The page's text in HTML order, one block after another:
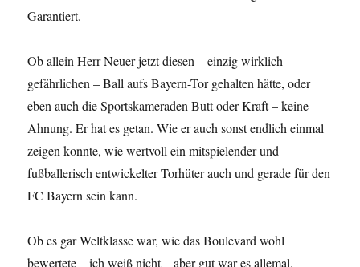
Garantiert.
Ob allein Herr Neuer jetzt diesen – einzig wirklich
gefährlichen – Ball aufs Bayern-Tor gehalten hätte, oder
eben auch die Sportskameraden Butt oder Kraft – keine
Ahnung. Er hat es getan. Wie er auch sonst endlich einmal
zeigen konnte, wie wertvoll ein mitspielender und
fußballerisch entwickelter Torhüter auch und gerade für den
FC Bayern sein kann.
Ob es gar Weltklasse war, wie das Boulevard wohl
bewertete – ich weiß nicht – aber gut war es allemal.